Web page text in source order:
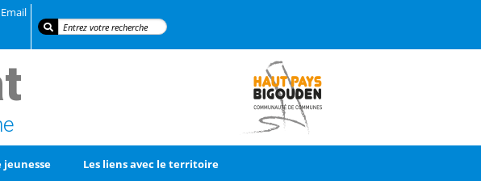
Email
jeunesse Les liens avec le territoire